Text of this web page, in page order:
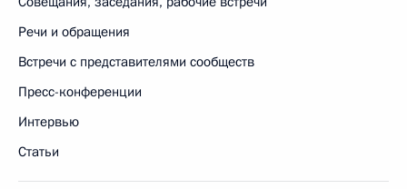
Речи и обращения
Встречи с представителями сообществ
Пресс-конференции
Интервью
Статьи